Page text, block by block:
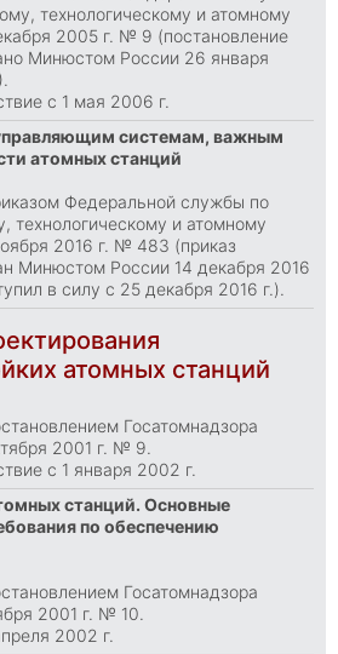
технологическому и атомному
2005 г. № 9 (постановление
Минюстом России 26 января
с 1 мая 2006 г.
системам, важным
атомных станций
Федеральной службы по
технологическому и атомному
2016 г. № 483 (приказ
Минюстом России 14 декабря 2016
в силу с 25 декабря 2016 г.).
атомных станций
Госатомнадзора
2001 г. № 9.
с 1 января 2002 г.
станций. Основные
по обеспечению
Госатомнадзора
2001 г. № 10.
2002 г.